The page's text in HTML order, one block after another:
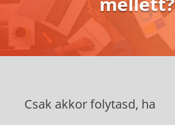
Csak akkor folytasd, ha